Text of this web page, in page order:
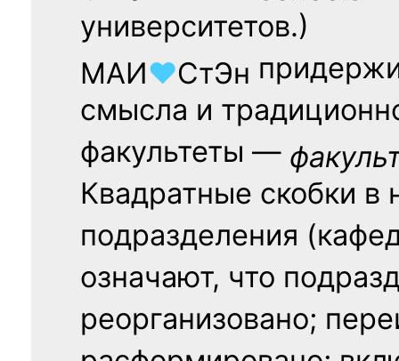
университетов.)
МАИ♥СтЭн
смысла и
факультеты —
Квадратные скобки в
подразделения
означают, что
реорганизовано;